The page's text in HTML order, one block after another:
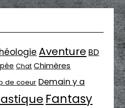
Aventure BD
Chat Chimères
de coeur Demain y a
Fantasy